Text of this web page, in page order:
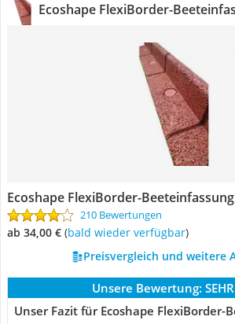
Ecoshape FlexiBorder-
Ecoshape FlexiBorder-Beeteinfassung
210 Bewertungen
ab 34,00 € ( Bald wieder verfügbar)
Preisvergleich und weitere
Unsere Bewertung:
Unser Fazit für Ecoshape FlexiBorder-